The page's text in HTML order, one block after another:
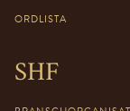
ORDLISTA
SHF